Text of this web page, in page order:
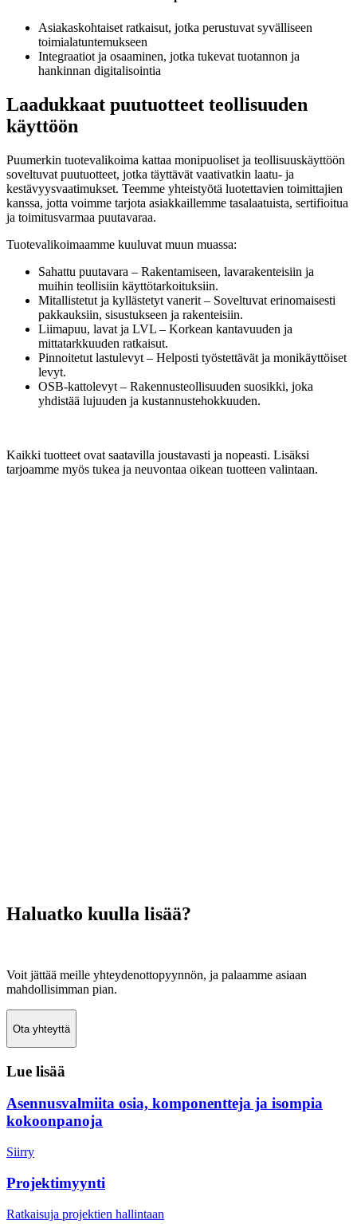
Asiakaskohtaiset ratkaisut, jotka perustuvat syvälliseen
toimialatuntemukseen
Integraatiot ja osaaminen, jotka tukevat tuotannon ja
hankinnan digitalisointia
Laadukkaat puutuotteet teollisuuden
käyttöön
Puumerkin tuotevalikoima kattaa monipuoliset ja teollisuuskäyttöön
soveltuvat puutuotteet, jotka täyttävät vaativatkin laatu- ja
kestävyysvaatimukset. Teemme yhteistyötä luotettavien toimittajien
kanssa, jotta voimme tarjota asiakkaillemme tasalaatuista, sertifioitua
ja toimitusvarmaa puutavaraa.
Tuotevalikoimaamme kuuluvat muun muassa:
Sahattu puutavara – Rakentamiseen, lavarakenteisiin ja
muihin teollisiin käyttötarkoituksiin.
Mitallistetut ja kyllästetyt vanerit – Soveltuvat erinomaisesti
pakkauksiin, sisustukseen ja rakenteisiin.
Liimapuu, lavat ja LVL – Korkean kantavuuden ja
mittatarkkuuden ratkaisut.
Pinnoitetut lastulevyt – Helposti työstettävät ja monikäyttöiset
levyt.
OSB-kattolevyt – Rakennusteollisuuden suosikki, joka
yhdistää lujuuden ja kustannustehokkuuden.
Kaikki tuotteet ovat saatavilla joustavasti ja nopeasti. Lisäksi
tarjoamme myös tukea ja neuvontaa oikean tuotteen valintaan.
Haluatko kuulla lisää?
Voit jättää meille yhteydenottopyynnön, ja palaamme asiaan
mahdollisimman pian.
Ota yhteyttä
Lue lisää
Asennusvalmiita osia, komponentteja ja isompia
kokoonpanoja
Siirry
Projektimyynti
Ratkaisuja projektien hallintaan